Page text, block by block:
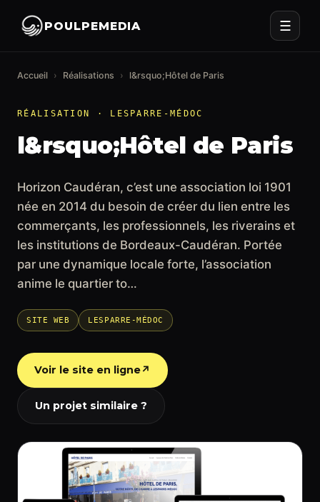
POULPEMEDIA ☰
Accueil › Réalisations › l&rsquo;Hôtel de Paris
RÉALISATION · LESPARRE-MÉDOC
l&rsquo;Hôtel de Paris
Horizon Caudéran, c’est une association loi 1901
née en 2014 du besoin de créer du lien entre les
commerçants, les professionnels, les riverains et
les institutions de Bordeaux-Caudéran. Portée
par une dynamique locale forte, l’association
anime le quartier to…
SITE WEB LESPARRE-MÉDOC
Voir le site en ligne↗
Un projet similaire ?